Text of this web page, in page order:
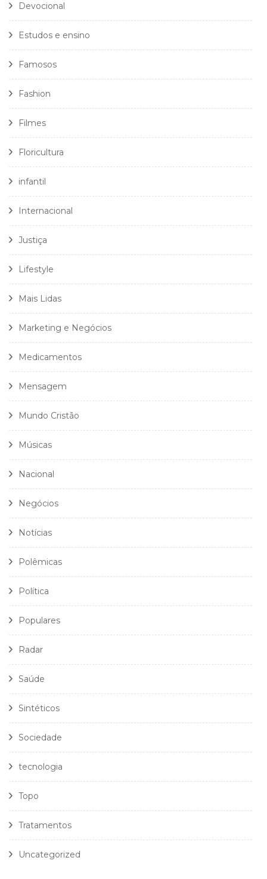
Devocional
Estudos e ensino
Famosos
Fashion
Filmes
Floricultura
infantil
Internacional
Justiça
Lifestyle
Mais Lidas
Marketing e Negócios
Medicamentos
Mensagem
Mundo Cristão
Músicas
Nacional
Negócios
Notícias
Polêmicas
Política
Populares
Radar
Saúde
Sintéticos
Sociedade
tecnologia
Topo
Tratamentos
Uncategorized